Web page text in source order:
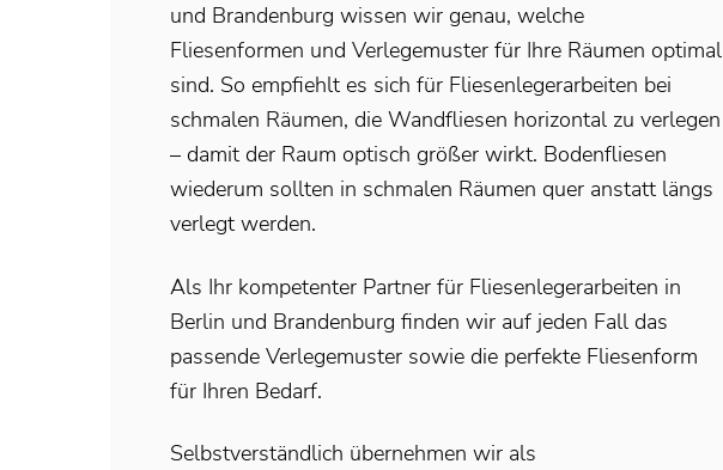
und Brandenburg wissen wir genau, welche
Fliesenformen und Verlegemuster für Ihre Räumen optimal
sind. So empfiehlt es sich für Fliesenlegerarbeiten bei
schmalen Räumen, die Wandfliesen horizontal zu verlegen
– damit der Raum optisch größer wirkt. Bodenfliesen
wiederum sollten in schmalen Räumen quer anstatt längs
verlegt werden.
Als Ihr kompetenter Partner für Fliesenlegerarbeiten in
Berlin und Brandenburg finden wir auf jeden Fall das
passende Verlegemuster sowie die perfekte Fliesenform
für Ihren Bedarf.
Selbstverständlich übernehmen wir als